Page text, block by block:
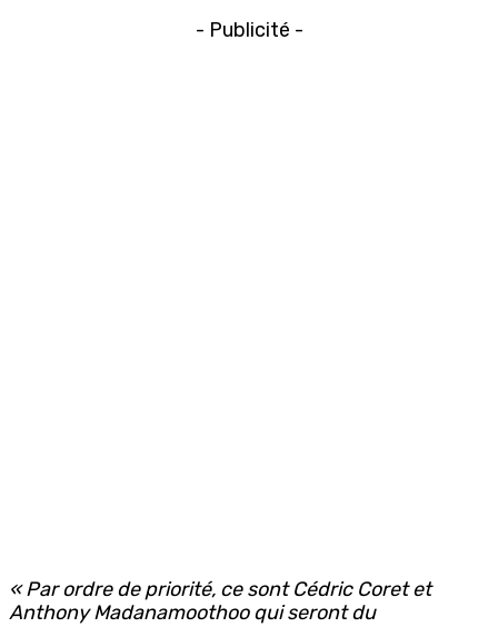
- Publicité -
« Par ordre de priorité, ce sont Cédric Coret et
Anthony Madanamoothoo qui seront du